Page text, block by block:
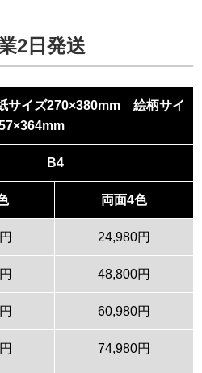
2日発送
サイズ270×380mm 絵柄サイ
B4
両面4色
24,980円
48,800円
60,980円
74,980円